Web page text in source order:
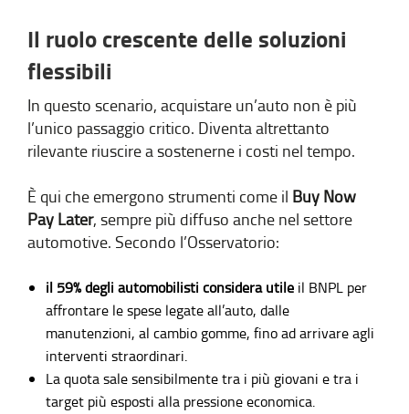
Il ruolo crescente delle soluzioni
flessibili
In questo scenario, acquistare un’auto non è più
l’unico passaggio critico. Diventa altrettanto
rilevante riuscire a sostenerne i costi nel tempo.
È qui che emergono strumenti come il Buy Now
Pay Later, sempre più diffuso anche nel settore
automotive. Secondo l’Osservatorio:
il 59% degli automobilisti considera utile il BNPL per
affrontare le spese legate all’auto, dalle
manutenzioni, al cambio gomme, fino ad arrivare agli
interventi straordinari.
La quota sale sensibilmente tra i più giovani e tra i
target più esposti alla pressione economica.